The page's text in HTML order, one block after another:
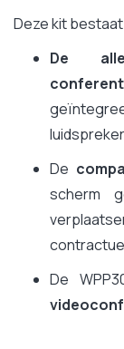
Deze kit
De
De
scherm
De